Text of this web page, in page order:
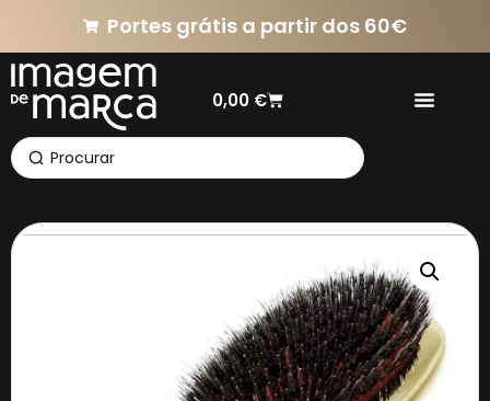
Portes grátis a partir dos 60€
0,00 €